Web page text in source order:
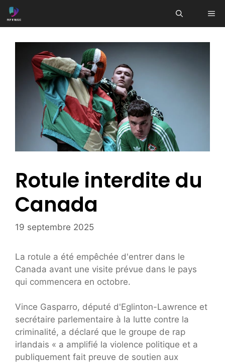
Aller
au
Rotule interdite du
Canada
19 septembre 2025
La rotule a été empêchée d'entrer dans le
Canada avant une visite prévue dans le pays
qui commencera en octobre.
Vince Gasparro, député d'Eglinton-Lawrence et
secrétaire parlementaire à la lutte contre la
criminalité, a déclaré que le groupe de rap
irlandais « a amplifié la violence politique et a
publiquement fait preuve de soutien aux